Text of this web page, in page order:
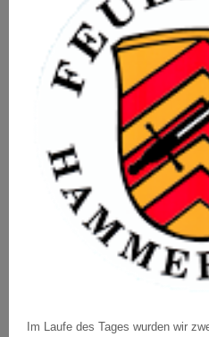
Im Laufe des Tages wurden wir